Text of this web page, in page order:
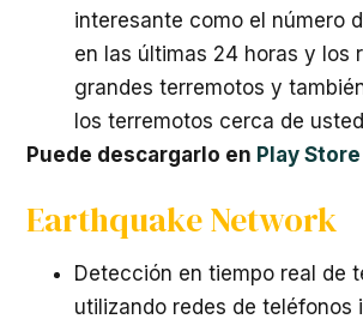
interesante como el número
en las últimas 24 horas y los
grandes terremotos y
los terremotos cerca de
Puede descargarlo en Play Store
Earthquake Network
Detección en tiempo real de
utilizando redes de teléfonos